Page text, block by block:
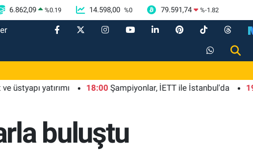
6.862,09 %0.19 14.598,00 %0 79.591,74 %-1.82
yatırımı 18:00 Şampiyonlar, İETT ile İstanbul'da 19:00
buluştu